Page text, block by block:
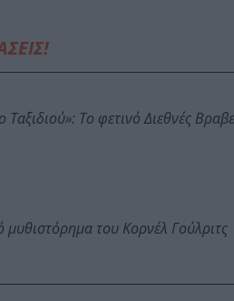
Ταξιδιού»: Το φετινό Διεθνές
του Κορνέλ Γούλριτς